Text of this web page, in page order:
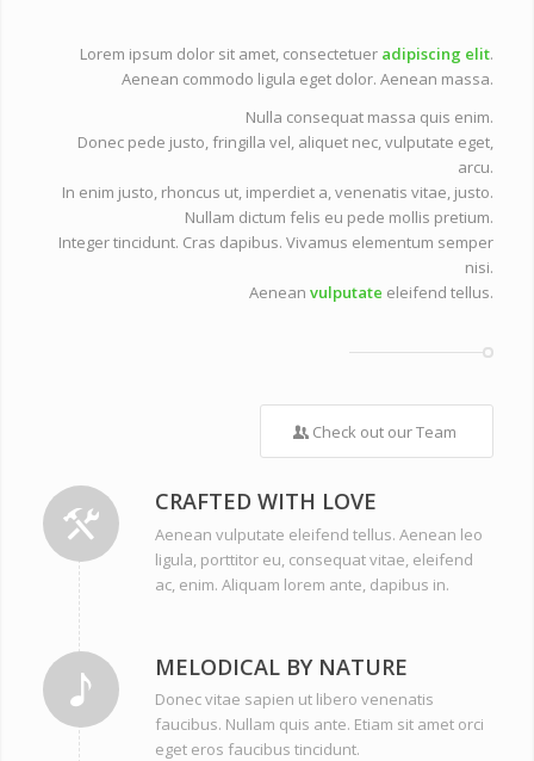
Lorem ipsum dolor sit amet, consectetuer adipiscing elit.
Aenean commodo ligula eget dolor. Aenean massa.
Nulla consequat massa quis enim.
Donec pede justo, fringilla vel, aliquet nec, vulputate eget,
arcu.
In enim justo, rhoncus ut, imperdiet a, venenatis vitae, justo.
Nullam dictum felis eu pede mollis pretium.
Integer tincidunt. Cras dapibus. Vivamus elementum semper
nisi.
Aeneanvulputate eleifend tellus.
Check out our Team
CRAFTED WITH LOVE
Aenean vulputate eleifend tellus. Aenean leo
ligula, porttitor eu, consequat vitae, eleifend
ac, enim. Aliquam lorem ante, dapibus in.
MELODICAL BY NATURE
Donec vitae sapien ut libero venenatis
faucibus. Nullam quis ante. Etiam sit amet orci
eget eros faucibus tincidunt.